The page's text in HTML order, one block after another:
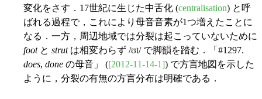
変化をさす．17世紀に生じた中舌化 (centralisation) と呼
ばれる過程で，これにより母音音素が1つ増えたことに
なる．一方，周辺地域では分裂は起こっていないために
footと strutは相変わらず /ʊt/ で脚韻を踏む．「#1297.
does, done の母音」 ([2012-11-14-1]) で方言地図を示した
ように，分裂の有無の方言分布は明確である．